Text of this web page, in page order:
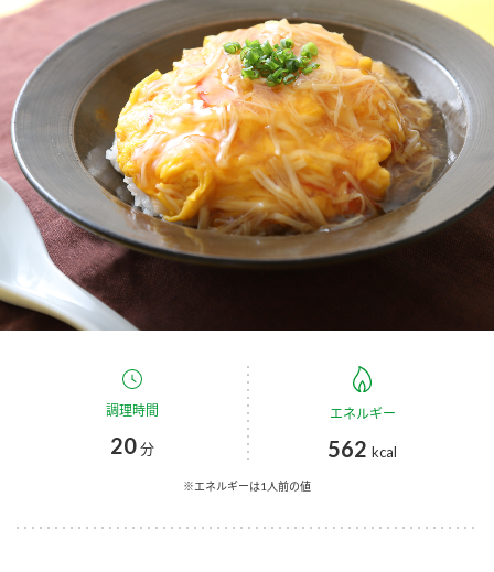
調味酢
お酢ドリンク ぽん酢
みりん風・料理酒 鍋用調味料
つゆ
スープ 中華
新商品一覧
キャンペーン情報
ブランド・スペシャルサイト
ブランド・スペシャルサイト トップ
商品ブランドサイト
Fibee（ファイビー）
くらしプラ酢
お酢ドリンク
つゆ
企業情報
国内事業概要
企業理念
ミツカンの歴史
ミツカンを知る
環境への取り組み
調理時間
20分
エネルギー
562 kcal
※エネルギーは1人前の値